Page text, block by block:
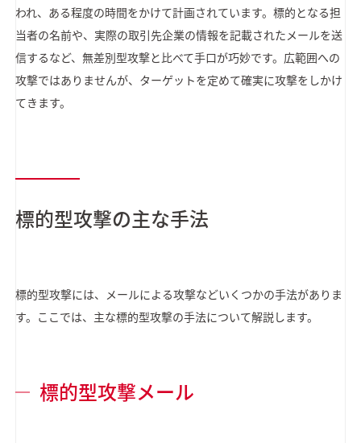
われ、ある程度の時間をかけて計画されています。標的となる担
当者の名前や、実際の取引先企業の情報を記載されたメールを送
信するなど、無差別型攻撃と比べて手口が巧妙です。広範囲への
攻撃ではありませんが、ターゲットを定めて確実に攻撃をしかけ
てきます。
標的型攻撃の主な手法
標的型攻撃には、メールによる攻撃などいくつかの手法がありま
す。ここでは、主な標的型攻撃の手法について解説します。
標的型攻撃メール